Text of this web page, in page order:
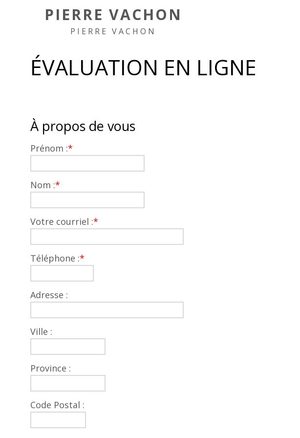
PIERRE VACHON
PIERRE VACHON
ÉVALUATION EN LIGNE
À propos de vous
Prénom :*
Nom :*
Votre courriel :*
Téléphone :*
Adresse :
Ville :
Province :
Code Postal :